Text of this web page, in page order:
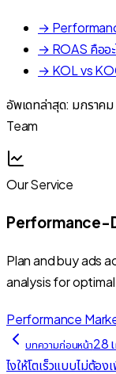
→
→ ROAS คืออ
→ KOL vs
อัพเดทล่าสุด: มกราค
Team
Our Service
Performance-
Plan and buy ads
analysis for
Performance
บทความก่อนหน้า28
ไงให้โตเร็วแบบไม่ต้อ